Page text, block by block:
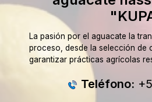
La pasión por el aguacate la
proceso, desde la selección de
garantizar prácticas agrícolas
Teléfono: